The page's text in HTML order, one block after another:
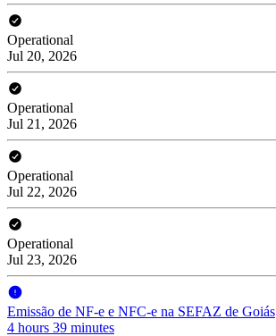
Operational
Jul 20, 2026
Operational
Jul 21, 2026
Operational
Jul 22, 2026
Operational
Jul 23, 2026
Emissão de NF-e e NFC-e na SEFAZ de Goiás
4 hours 39 minutes